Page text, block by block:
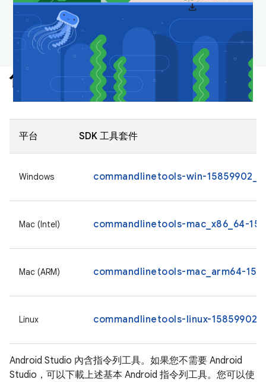
下載 Android Studio 桌布download
僅限指令列工具
平台 SDK 工具套件
Windows commandlinetools-win-
Mac (Intel) commandlinetools-mac_x86_64-
Mac (ARM) commandlinetools-mac_arm64-
Linux commandlinetools-linux-
Android Studio 內含指令列工具。如果您不需要 Android
Studio，可以下載上述基本 Android 指令列工具。您可以使